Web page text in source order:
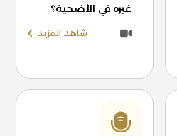
غيره في الأضحية؟
شاهد المزيد